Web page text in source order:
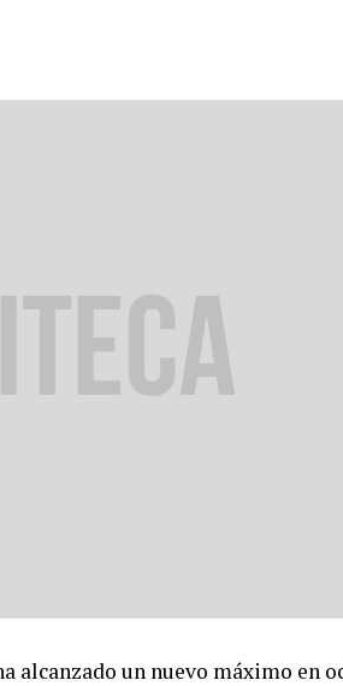
alcanzado un nuevo máximo en